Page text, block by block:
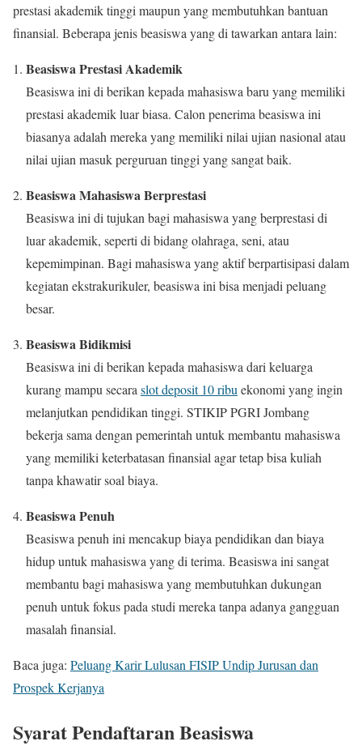
prestasi akademik tinggi maupun yang membutuhkan bantuan
finansial. Beberapa jenis beasiswa yang di tawarkan antara lain:
Beasiswa Prestasi Akademik
Beasiswa ini di berikan kepada mahasiswa baru yang memiliki
prestasi akademik luar biasa. Calon penerima beasiswa ini
biasanya adalah mereka yang memiliki nilai ujian nasional atau
nilai ujian masuk perguruan tinggi yang sangat baik.
Beasiswa Mahasiswa Berprestasi
Beasiswa ini di tujukan bagi mahasiswa yang berprestasi di
luar akademik, seperti di bidang olahraga, seni, atau
kepemimpinan. Bagi mahasiswa yang aktif berpartisipasi dalam
kegiatan ekstrakurikuler, beasiswa ini bisa menjadi peluang
besar.
Beasiswa Bidikmisi
Beasiswa ini di berikan kepada mahasiswa dari keluarga
kurang mampu secara slot deposit 10 ribu ekonomi yang ingin
melanjutkan pendidikan tinggi. STIKIP PGRI Jombang
bekerja sama dengan pemerintah untuk membantu mahasiswa
yang memiliki keterbatasan finansial agar tetap bisa kuliah
tanpa khawatir soal biaya.
Beasiswa Penuh
Beasiswa penuh ini mencakup biaya pendidikan dan biaya
hidup untuk mahasiswa yang di terima. Beasiswa ini sangat
membantu bagi mahasiswa yang membutuhkan dukungan
penuh untuk fokus pada studi mereka tanpa adanya gangguan
masalah finansial.
Baca juga: Peluang Karir Lulusan FISIP Undip Jurusan dan
Prospek Kerjanya
Syarat Pendaftaran Beasiswa